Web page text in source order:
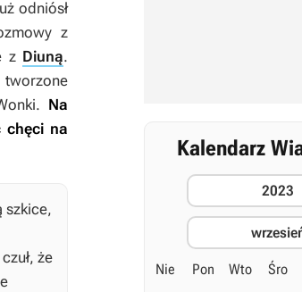
odniósł
z
z Diuną.
tworzone
. Na
chęci na
szkice,
że
Kalendarz
2023
Nie Pon Wto Śro